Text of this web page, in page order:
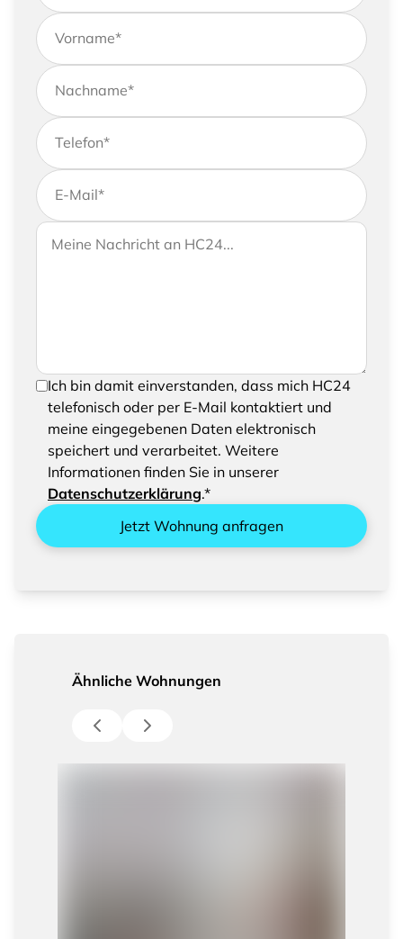
Vorname*
Nachname*
Telefon*
E-Mail*
Wenn Sie uns weitere Informationen zukommen
lassen möchten, können Sie Ihrer Anfrage gerne
Ihre Nachricht an HC24
Um Ihre Anfrage senden zu können, bestätigen
Sie bitte das Speichern und Verarbeiten Ihrer
eingegebenen Daten
Ich bin damit einverstanden, dass mich HC24
telefonisch oder per E-Mail kontaktiert und
meine eingegebenen Daten elektronisch
speichert und verarbeitet. Weitere
Informationen finden Sie in unserer
Datenschutzerklärung.*
Jetzt Wohnung anfragen
Ähnliche Wohnungen